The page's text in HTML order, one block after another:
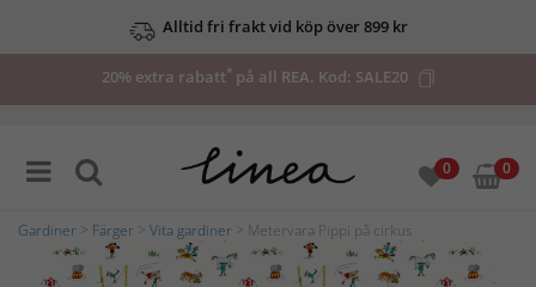
Alltid fri frakt vid köp över 899 kr
20% extra rabatt*på all REA. Kod: SALE20
0 0
Gardiner Färger Vita gardiner > Metervara Pippi på cirkus